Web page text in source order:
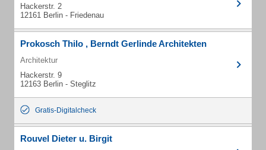
Hackerstr. 2
12161 Berlin - Friedenau
Prokosch Thilo , Berndt Gerlinde Architekten
Architektur
Hackerstr. 9
12163 Berlin - Steglitz
Gratis-Digitalcheck
Rouvel Dieter u. Birgit